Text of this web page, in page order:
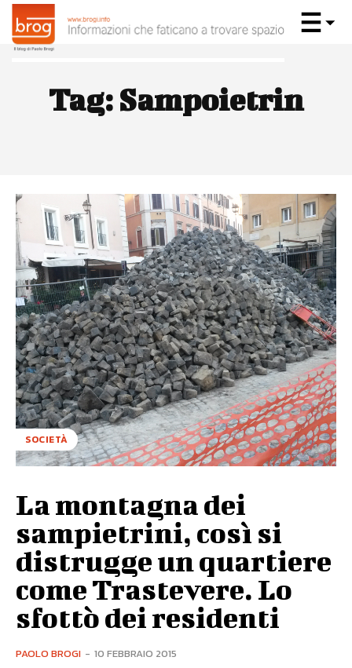
Tag: Sampoietrin
SOCIETÀ
La montagna dei
sampietrini, così si
distrugge un quartiere
come Trastevere. Lo
sfottò dei residenti
PAOLO BROGI - 10 FEBBRAIO 2015